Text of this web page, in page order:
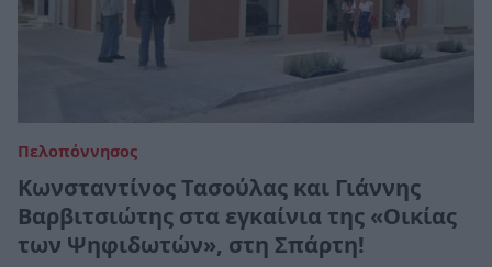
Πελοπόννησος
Κωνσταντίνος Τασούλας και Γιάννης
Βαρβιτσιώτης στα εγκαίνια της «Οικίας
των Ψηφιδωτών», στη Σπάρτη!